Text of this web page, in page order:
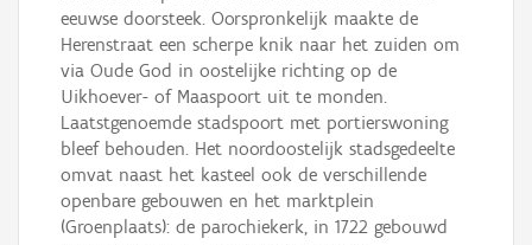
eeuwse doorsteek. Oorspronkelijk maakte de
Herenstraat een scherpe knik naar het zuiden om
via Oude God in oostelijke richting op de
Uikhoever- of Maaspoort uit te monden.
Laatstgenoemde stadspoort met portierswoning
bleef behouden. Het noordoostelijk stadsgedeelte
omvat naast het kasteel ook de verschillende
openbare gebouwen en het marktplein
(Groenplaats): de parochiekerk, in 1722 gebouwd